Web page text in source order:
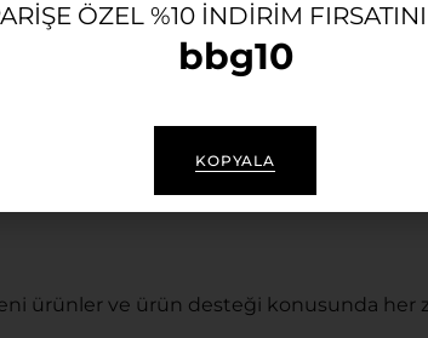
ürünler ve ürün desteği konusunda her
ÖZEL %10 INDIRIM
bbg10
KOPYALA